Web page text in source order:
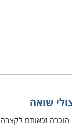
שואה
הוכרה זכאותם לקצבה